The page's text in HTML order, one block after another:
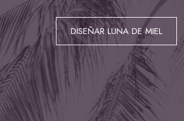
DISEÑAR LUNA DE MIEL